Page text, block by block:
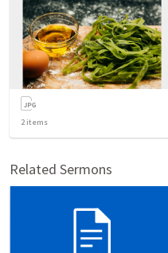
2items
Related Sermons